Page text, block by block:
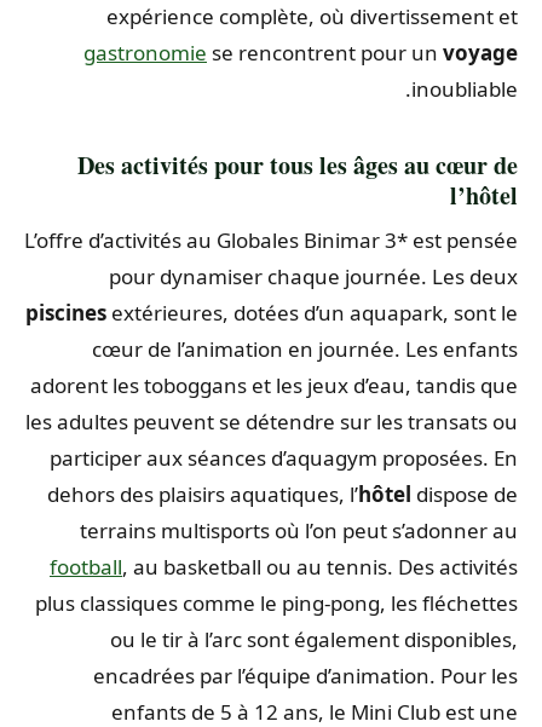
expérience complète, où divertissement et
gastronomie se rencontrent pour unvoyage
inoubliable.
Des activités pour tous les âges au cœur de
l’hôtel
L’offre d’activités au Globales Binimar 3* est pensée
pour dynamiser chaque journée. Les deux
piscines extérieures, dotées d’un aquapark, sont le
cœur de l’animation en journée. Les enfants
adorent les toboggans et les jeux d’eau, tandis que
les adultes peuvent se détendre sur les transats ou
participer aux séances d’aquagym proposées. En
dehors des plaisirs aquatiques, l’hôtel dispose de
terrains multisports où l’on peut s’adonner au
football , au basketball ou au tennis. Des activités
plus classiques comme le ping-pong, les fléchettes
ou le tir à l’arc sont également disponibles,
encadrées par l’équipe d’animation. Pour les
enfants de 5 à 12 ans, le Mini Club est une